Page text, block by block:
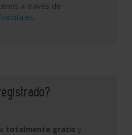
a través de
.
totalmente gratis y